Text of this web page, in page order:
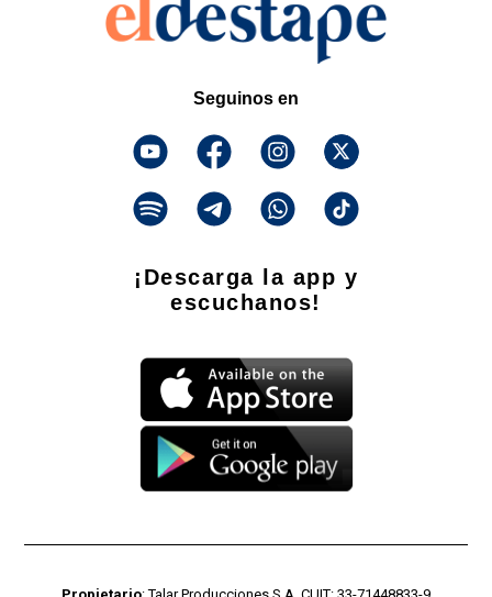
Seguinos en
¡Descarga la app y
escuchanos!